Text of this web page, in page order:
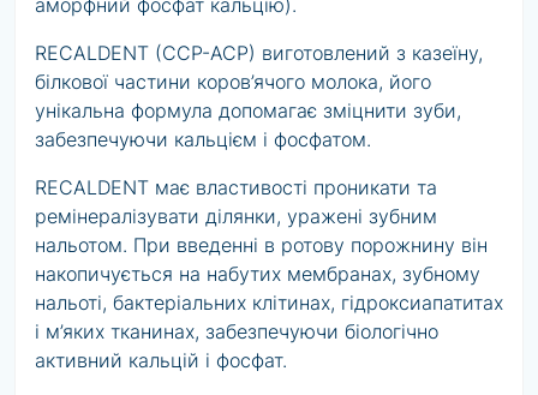
аморфний фосфат кальцію).
RECALDENT (CCP-ACP) виготовлений з казеїну,
білкової частини коров’ячого молока, його
унікальна формула допомагає зміцнити зуби,
забезпечуючи кальцієм і фосфатом.
RECALDENT має властивості проникати та
ремінералізувати ділянки, уражені зубним
нальотом. При введенні в ротову порожнину він
накопичується на набутих мембранах, зубному
нальоті, бактеріальних клітинах, гідроксиапатитах
і м’яких тканинах, забезпечуючи біологічно
активний кальцій і фосфат.